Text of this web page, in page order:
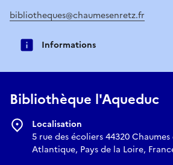
bibliotheques@chaumesenretz.fr
Informations
Bibliothèque l'Aqueduc
Localisation
5 rue des écoliers 44320
Atlantique, Pays de la Loire,